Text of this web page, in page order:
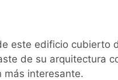
este edificio cubierto
de su arquitectura
más interesante.